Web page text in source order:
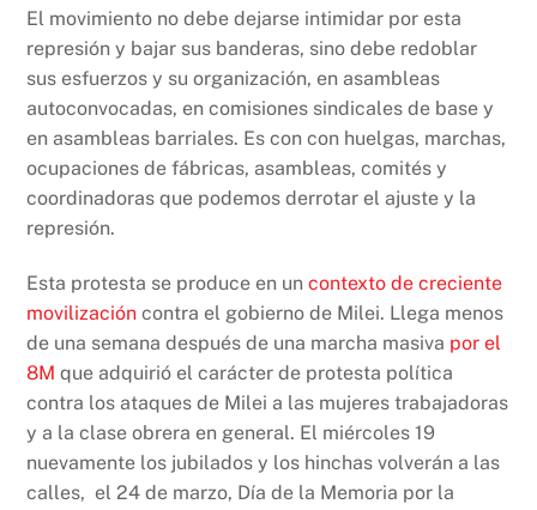
El movimiento no debe dejarse intimidar por esta
represión y bajar sus banderas, sino debe redoblar
sus esfuerzos y su organización, en asambleas
autoconvocadas, en comisiones sindicales de base y
en asambleas barriales. Es con con huelgas, marchas,
ocupaciones de fábricas, asambleas, comités y
coordinadoras que podemos derrotar el ajuste y la
represión.
Esta protesta se produce en uncontexto de creciente
movilización contra el gobierno de Milei. Llega menos
de una semana después de una marcha masiva por el
8M que adquirió el carácter de protesta política
contra los ataques de Milei a las mujeres trabajadoras
y a la clase obrera en general. El miércoles 19
nuevamente los jubilados y los hinchas volverán a las
calles, el 24 de marzo, Día de la Memoria por la